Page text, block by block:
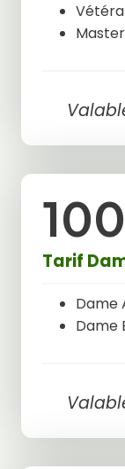
Master
Tarif
Dame
Dame